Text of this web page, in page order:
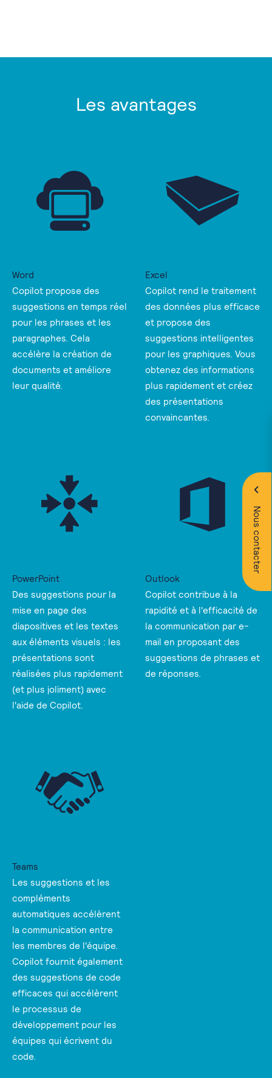
Les avantages
Word
Copilot propose des
suggestions en temps réel
pour les phrases et les
paragraphes. Cela
accélère la création de
documents et améliore
leur qualité.
Excel
Copilot rend le traitement
des données plus efficace
et propose des
suggestions intelligentes
pour les graphiques. Vous
obtenez des informations
plus rapidement et créez
des présentations
convaincantes.
PowerPoint
Des suggestions pour la
mise en page des
diapositives et les textes
aux éléments visuels : les
présentations sont
réalisées plus rapidement
(et plus joliment) avec
l'aide de Copilot.
Outlook
Copilot contribue à la
rapidité et à l'efficacité de
la communication par e-
mail en proposant des
suggestions de phrases et
de réponses.
Teams
Les suggestions et les
compléments
automatiques accélèrent
la communication entre
les membres de l'équipe.
Copilot fournit également
des suggestions de code
efficaces qui accélèrent
le processus de
développement pour les
équipes qui écrivent du
code.
Nous contacter